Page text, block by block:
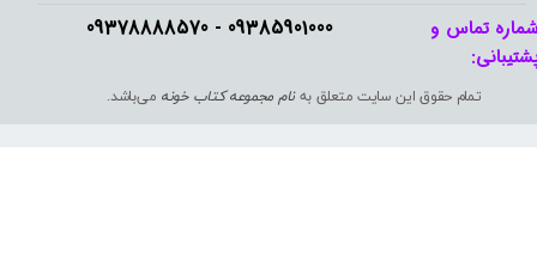
09385901000 - 09378888570​​​​​​​
تمام حقوق این سایت متعلق بهنام مجموعه کتاب خونه می‌باشد.
تماس و